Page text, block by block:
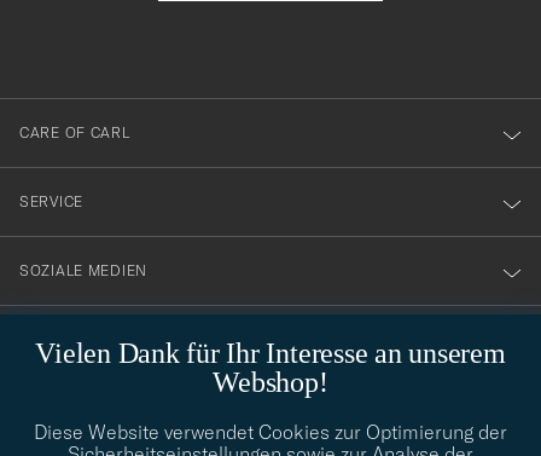
Vielen Dank für Ihr Interesse an unserem
Webshop!
Diese Website verwendet Cookies zur Optimierung der
dig
till
vårt
nyhetsbrev!
CARE OF CARL
SERVICE
SOZIALE MEDIEN
GESCHÄFTSINFORMATIONEN
STILBERATUNG